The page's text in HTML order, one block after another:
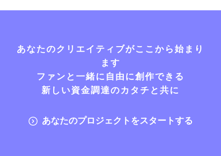
あなたのクリエイティブがここから始まり
ます
ファンと一緒に自由に創作できる
新しい資金調達のカタチと共に
あなたのプロジェクトをスタートする